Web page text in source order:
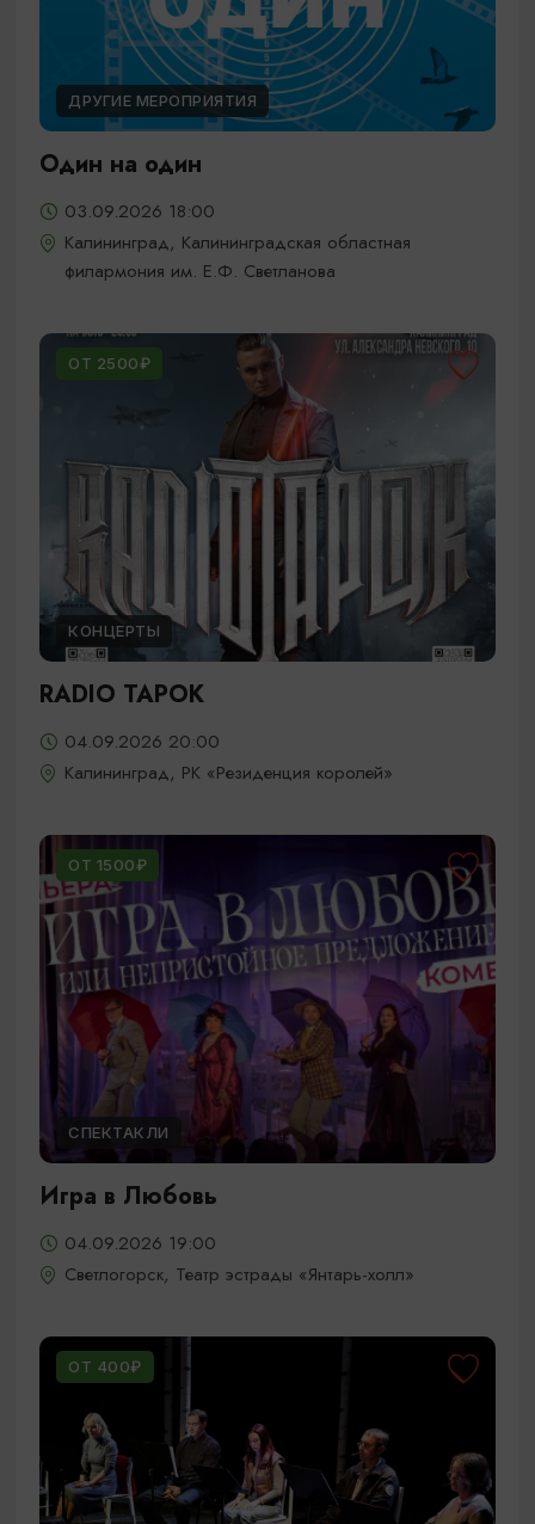
ДРУГИЕ МЕРОПРИЯТИЯ
Один на один
03.09.2026 18:00
Калининград, Калининградская областная
филармония им. Е.Ф. Светланова
ОТ 2500₽
КОНЦЕРТЫ
RADIO TAPOK
04.09.2026 20:00
Калининград, РК «Резиденция королей»
ОТ 1500₽
СПЕКТАКЛИ
Игра в Любовь
04.09.2026 19:00
Светлогорск, Театр эстрады «Янтарь-холл»
ОТ 400₽